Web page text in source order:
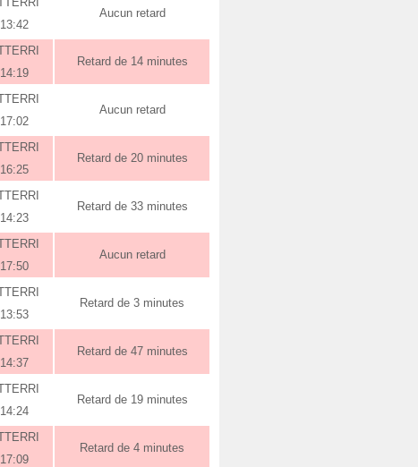
13:42
Aucun retard
14:19
Retard de 14 minutes
17:02
Aucun retard
16:25
Retard de 20 minutes
14:23
Retard de 33 minutes
17:50
Aucun retard
13:53
Retard de 3 minutes
14:37
Retard de 47 minutes
14:24
Retard de 19 minutes
17:09
Retard de 4 minutes